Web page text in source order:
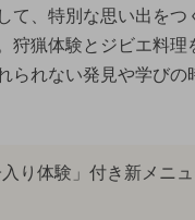
て、特別な思い出をつ
狩猟体験とジビエ料理
られない発見や学びの
り体験」付き新メニ